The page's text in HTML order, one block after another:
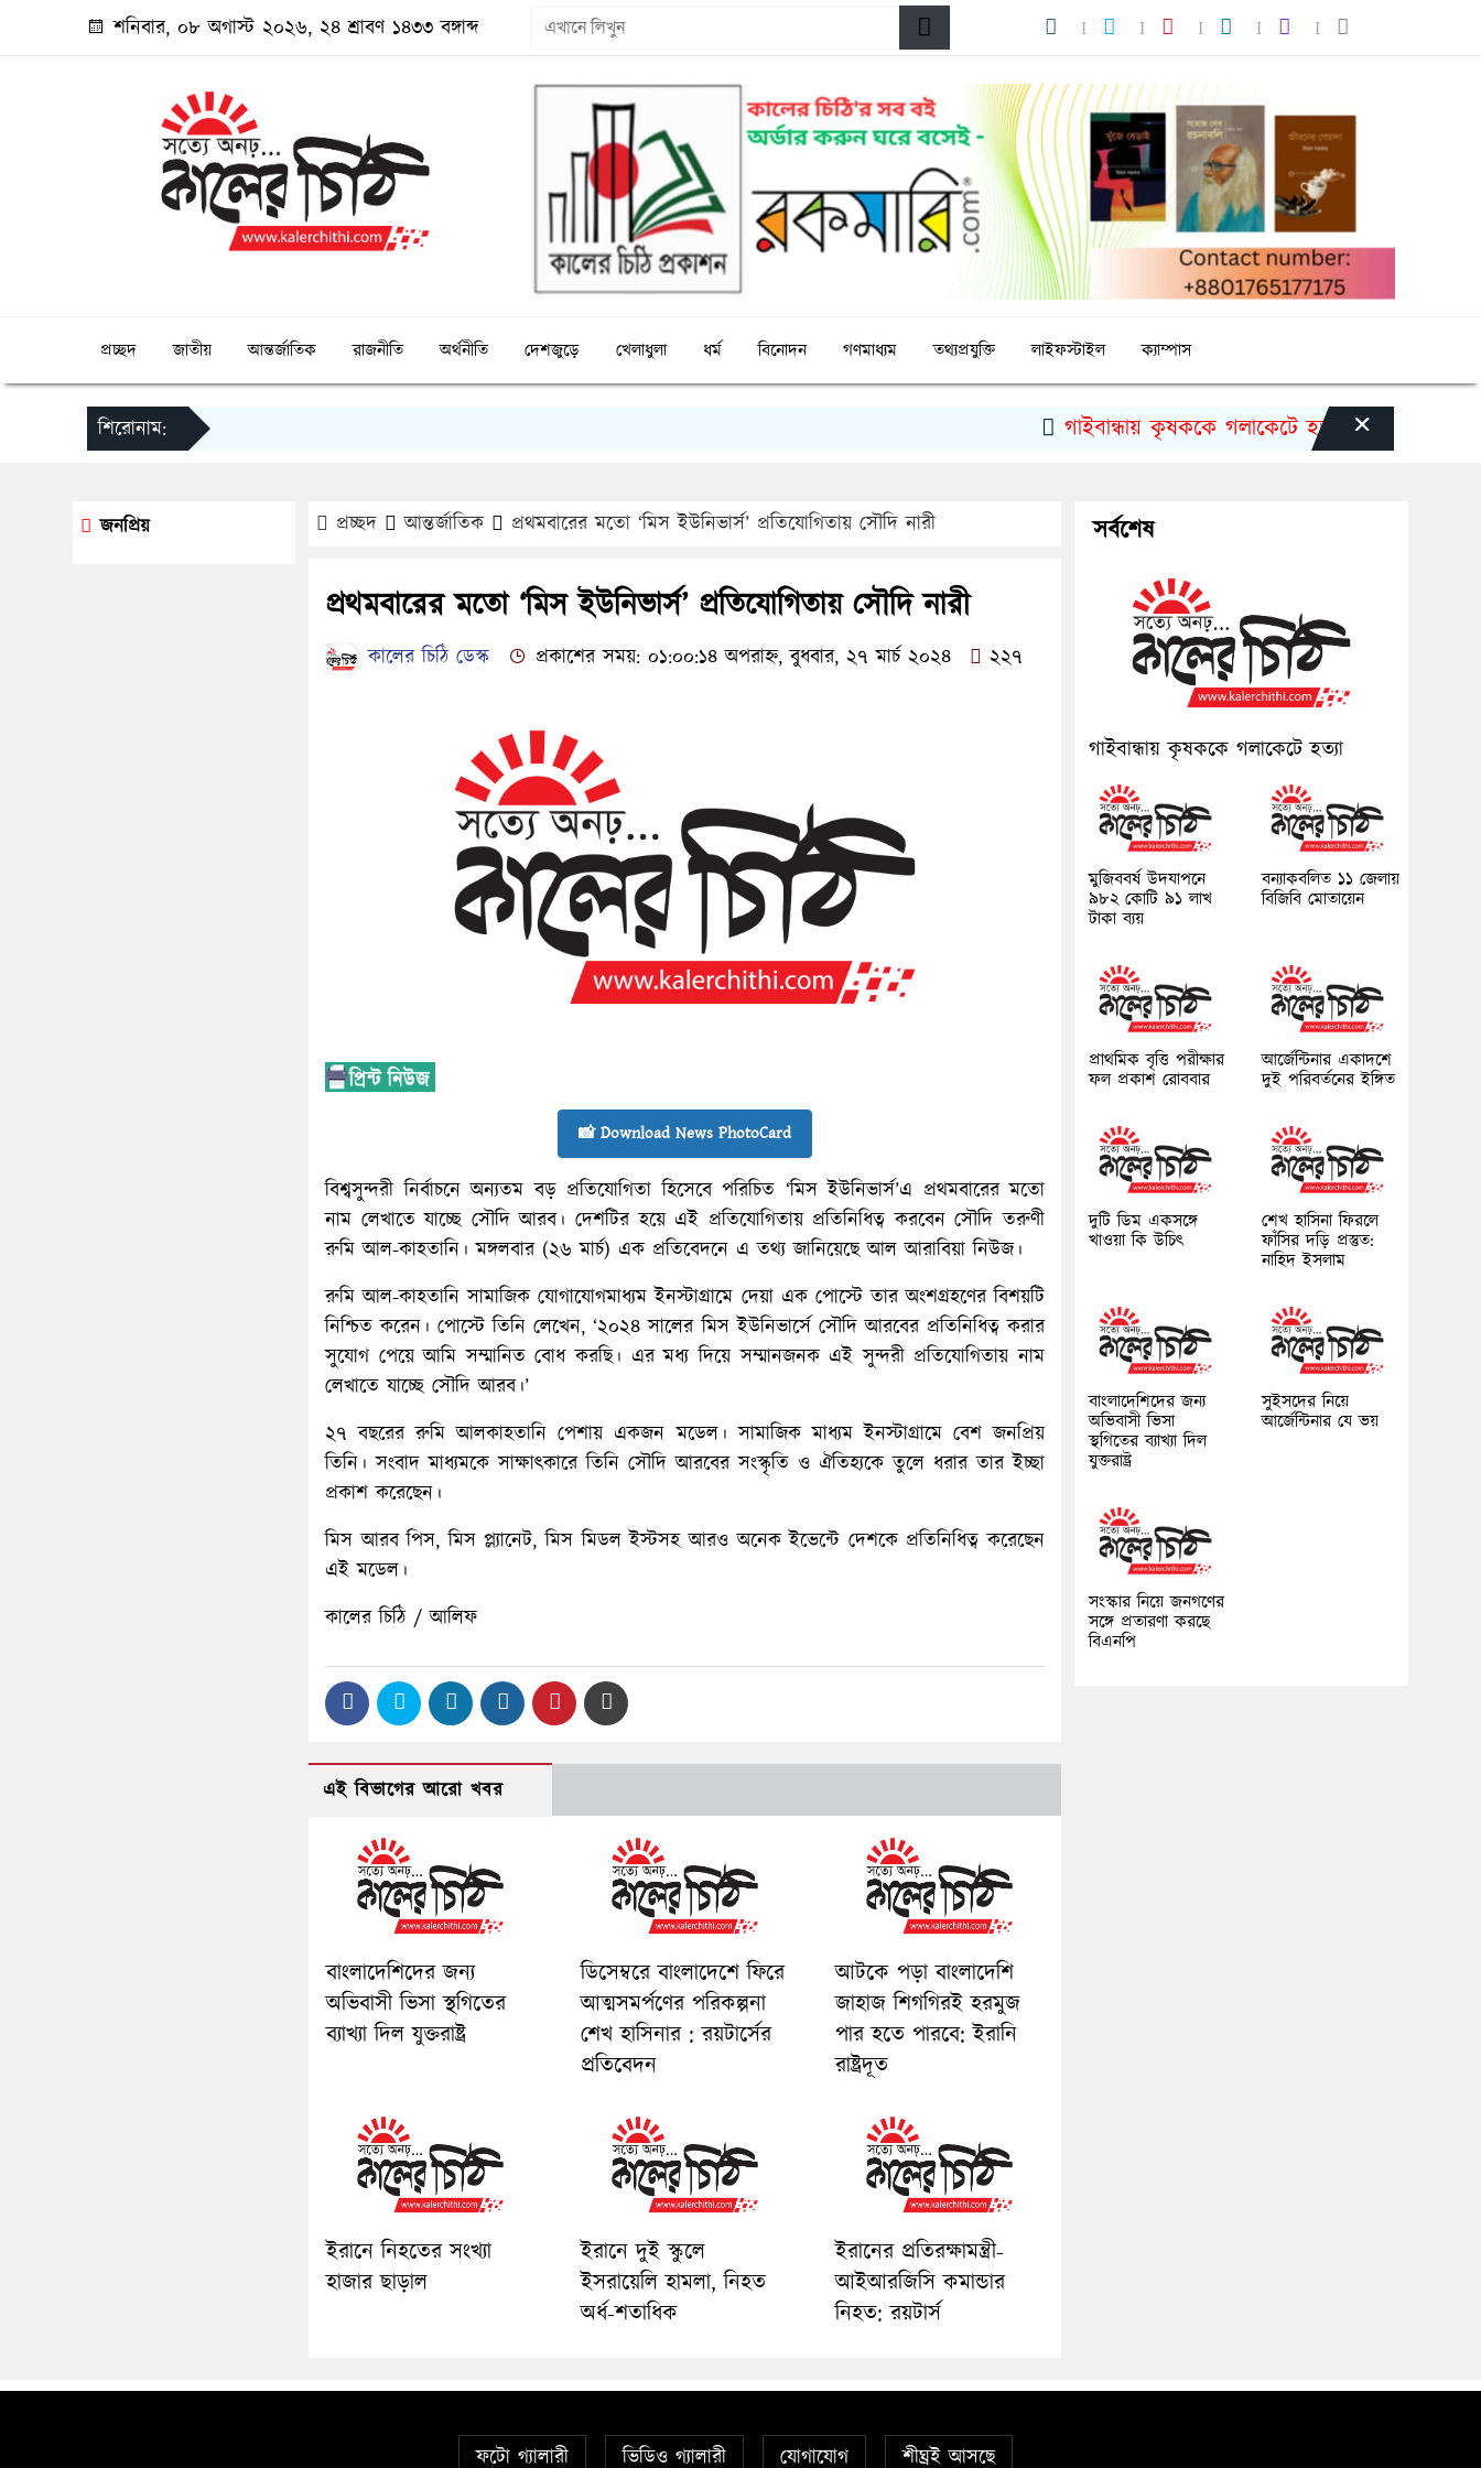
শনিবার, ০৮ অগাস্ট ২০২৬, ২৪ শ্রাবণ ১৪৩৩ বঙ্গাব্দ
প্রচ্ছদ জাতীয় আন্তর্জাতিক রাজনীতি অর্থনীতি দেশজুড়ে খেলাধুলা ধর্ম বিনোদন গণমাধ্যম তথ্যপ্রযুক্তি লাইফস্টাইল ক্যাম্পাস
শিরোনাম: গাইবান্ধায় কৃষককে গলাকেটে হত্যা মুজিববর্ষ
×
প্রচ্ছদ আন্তর্জাতিক প্রথমবারের মতো ‘মিস ইউনিভার্স’ প্রতিযোগিতায় সৌদি নারী
প্রথমবারের মতো ‘মিস ইউনিভার্স’ প্রতিযোগিতায় সৌদি নারী
কালের চিঠি ডেস্ক প্রকাশের সময়: ০১:০০:১৪ অপরাহ্ন, বুধবার, ২৭ মার্চ ২০২৪ ২২৭
📸 Download News PhotoCard
বিশ্বসুন্দরী নির্বাচনে অন্যতম বড় প্রতিযোগিতা হিসেবে পরিচিত ‘মিস ইউনিভার্স’এ প্রথমবারের মতো
নাম লেখাতে যাচ্ছে সৌদি আরব। দেশটির হয়ে এই প্রতিযোগিতায় প্রতিনিধিত্ব করবেন সৌদি তরুণী
রুমি আল-কাহতানি। মঙ্গলবার (২৬ মার্চ) এক প্রতিবেদনে এ তথ্য জানিয়েছে আল আরাবিয়া নিউজ।
রুমি আল-কাহতানি সামাজিক যোগাযোগমাধ্যম ইনস্টাগ্রামে দেয়া এক পোস্টে তার অংশগ্রহণের বিশয়টি
নিশ্চিত করেন। পোস্টে তিনি লেখেন, ‘২০২৪ সালের মিস ইউনিভার্সে সৌদি আরবের প্রতিনিধিত্ব করার
সুযোগ পেয়ে আমি সম্মানিত বোধ করছি। এর মধ্য দিয়ে সম্মানজনক এই সুন্দরী প্রতিযোগিতায় নাম
লেখাতে যাচ্ছে সৌদি আরব।’
২৭ বছরের রুমি আলকাহতানি পেশায় একজন মডেল। সামাজিক মাধ্যম ইনস্টাগ্রামে বেশ জনপ্রিয়
তিনি। সংবাদ মাধ্যমকে সাক্ষাৎকারে তিনি সৌদি আরবের সংস্কৃতি ও ঐতিহ্যকে তুলে ধরার তার ইচ্ছা
প্রকাশ করেছেন।
মিস আরব পিস, মিস প্ল্যানেট, মিস মিডল ইস্টসহ আরও অনেক ইভেন্টে দেশকে প্রতিনিধিত্ব করেছেন
এই মডেল।
কালের চিঠি / আলিফ
এই বিভাগের আরো খবর
বাংলাদেশিদের জন্য
অভিবাসী ভিসা স্থগিতের
ব্যাখ্যা দিল যুক্তরাষ্ট্র
ডিসেম্বরে বাংলাদেশে ফিরে
আত্মসমর্পণের পরিকল্পনা
শেখ হাসিনার : রয়টার্সের
প্রতিবেদন
আটকে পড়া বাংলাদেশি
জাহাজ শিগগিরই হরমুজ
পার হতে পারবে: ইরানি
রাষ্ট্রদূত
ইরানে নিহতের সংখ্যা
হাজার ছাড়াল
ইরানে দুই স্কুলে
ইসরায়েলি হামলা, নিহত
অর্ধ-শতাধিক
ইরানের প্রতিরক্ষামন্ত্রী-
আইআরজিসি কমান্ডার
নিহত: রয়টার্স
জনপ্রিয় সর্বশেষ
গাইবান্ধায় কৃষককে গলাকেটে হত্যা
মুজিববর্ষ উদযাপনে
৯৮২ কোটি ৯১ লাখ
টাকা ব্যয়
বন্যাকবলিত ১১ জেলায়
বিজিবি মোতায়েন
প্রাথমিক বৃত্তি পরীক্ষার
ফল প্রকাশ রোববার
আর্জেন্টিনার একাদশে
দুই পরিবর্তনের ইঙ্গিত
দুটি ডিম একসঙ্গে
খাওয়া কি উচিৎ
শেখ হাসিনা ফিরলে
ফাঁসির দড়ি প্রস্তুত:
নাহিদ ইসলাম
বাংলাদেশিদের জন্য
অভিবাসী ভিসা
স্থগিতের ব্যাখ্যা দিল
যুক্তরাষ্ট্র
সুইসদের নিয়ে
আর্জেন্টিনার যে ভয়
সংস্কার নিয়ে জনগণের
সঙ্গে প্রতারণা করছে
বিএনপি
ফটো গ্যালারী ভিডিও গ্যালারী যোগাযোগ শীঘ্রই আসছে